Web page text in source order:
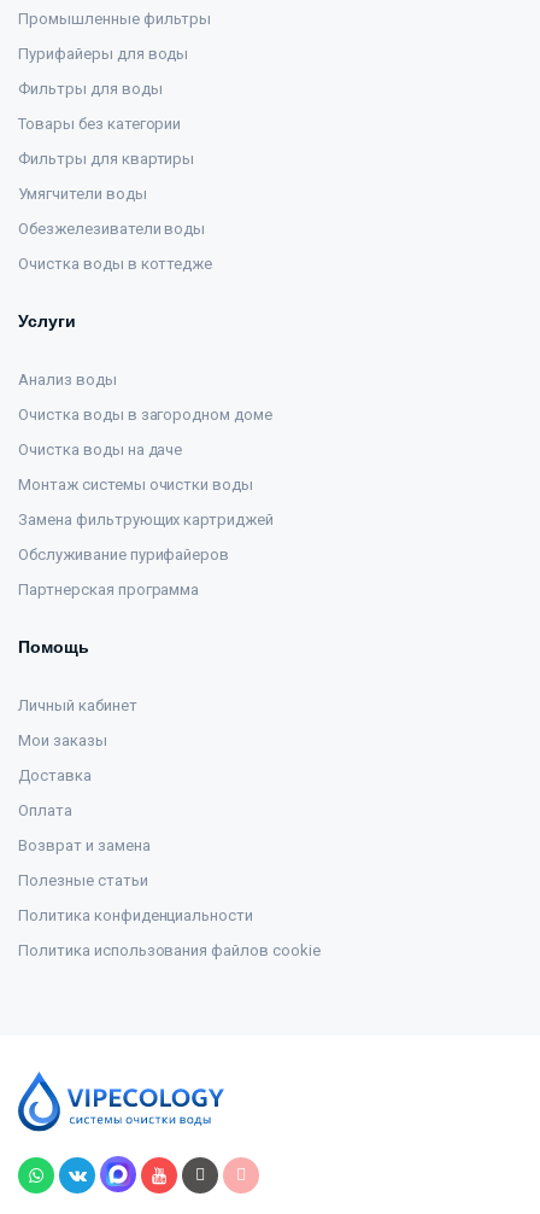
Промышленные фильтры
Пурифайеры для воды
Фильтры для воды
Товары без категории
Фильтры для квартиры
Умягчители воды
Обезжелезиватели воды
Очистка воды в коттедже
Услуги
Анализ воды
Очистка воды в загородном доме
Очистка воды на даче
Монтаж системы очистки воды
Замена фильтрующих картриджей
Обслуживание пурифайеров
Партнерская программа
Помощь
Личный кабинет
Мои заказы
Доставка
Оплата
Возврат и замена
Полезные статьи
Политика конфиденциальности
Политика использования файлов cookie